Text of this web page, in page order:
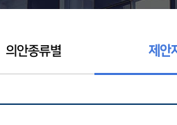
의안종류별 제안